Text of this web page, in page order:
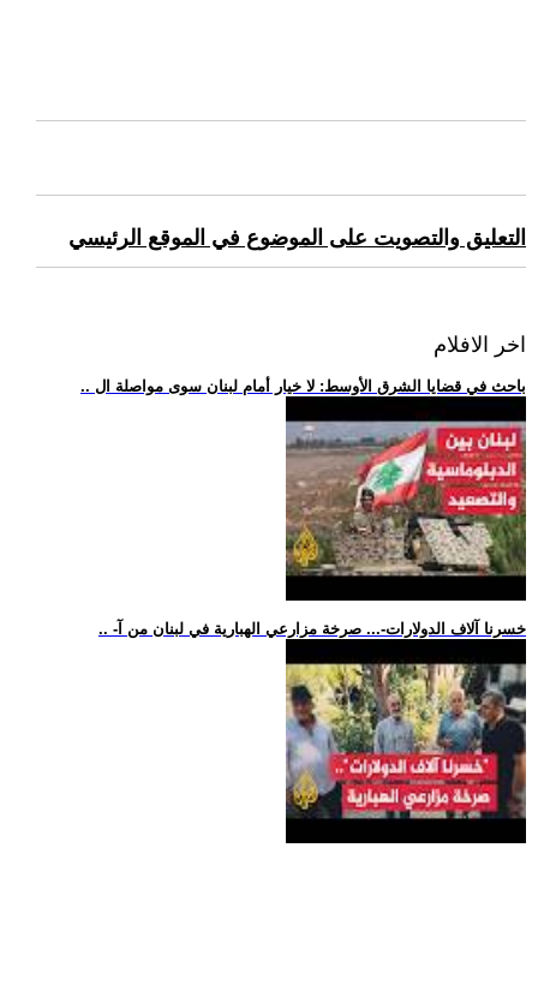
التعليق والتصويت على الموضوع في الموقع الرئيسي
اخر الافلام
.. باحث في قضايا الشرق الأوسط: لا خيار أمام لبنان سوى مواصلة ال
.. -خسرنا آلاف الدولارات-... صرخة مزارعي الهبارية في لبنان من آ